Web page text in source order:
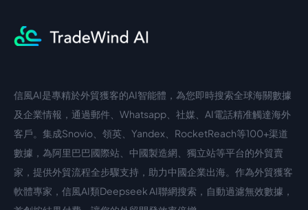
中文入口
信風AI是專精於外貿獲客的AI智能體，為您即時搜索全球海關數據
及企業情報，通過郵件、Whatsapp、社媒、AI電話精准觸達海外
客戶。集成Snovio、領英、Yandex、RocketReach等100+渠道
數據，為阿里巴巴國際站、中國製造網、獨立站等平台的外貿賣
家，提供外貿流程全步驟支持，助力中國企業出海。作為外貿獲客
軟體專家，信風AI類Deepseek AI聯網搜索，自動過濾無效數據，